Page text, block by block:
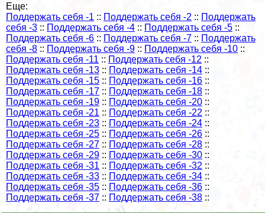
Еще:
Поддержать себя -1 :: Поддержать себя -2 :: Поддержать
себя -3 :: Поддержать себя -4 :: Поддержать себя -5 ::
Поддержать себя -6 :: Поддержать себя -7 :: Поддержать
себя -8 :: Поддержать себя -9 :: Поддержать себя -10 ::
Поддержать себя -11 :: Поддержать себя -12 ::
Поддержать себя -13 :: Поддержать себя -14 ::
Поддержать себя -15 :: Поддержать себя -16 ::
Поддержать себя -17 :: Поддержать себя -18 ::
Поддержать себя -19 :: Поддержать себя -20 ::
Поддержать себя -21 :: Поддержать себя -22 ::
Поддержать себя -23 :: Поддержать себя -24 ::
Поддержать себя -25 :: Поддержать себя -26 ::
Поддержать себя -27 :: Поддержать себя -28 ::
Поддержать себя -29 :: Поддержать себя -30 ::
Поддержать себя -31 :: Поддержать себя -32 ::
Поддержать себя -33 :: Поддержать себя -34 ::
Поддержать себя -35 :: Поддержать себя -36 ::
Поддержать себя -37 :: Поддержать себя -38 ::